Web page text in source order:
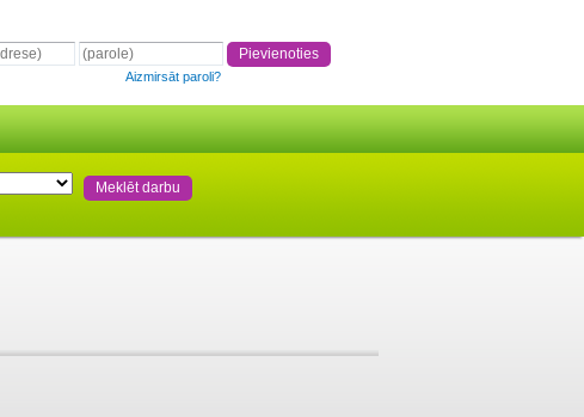
Aizmirsāt paroli?